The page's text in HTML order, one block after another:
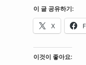
이 글 공유하기:
X
이것이 좋아요: